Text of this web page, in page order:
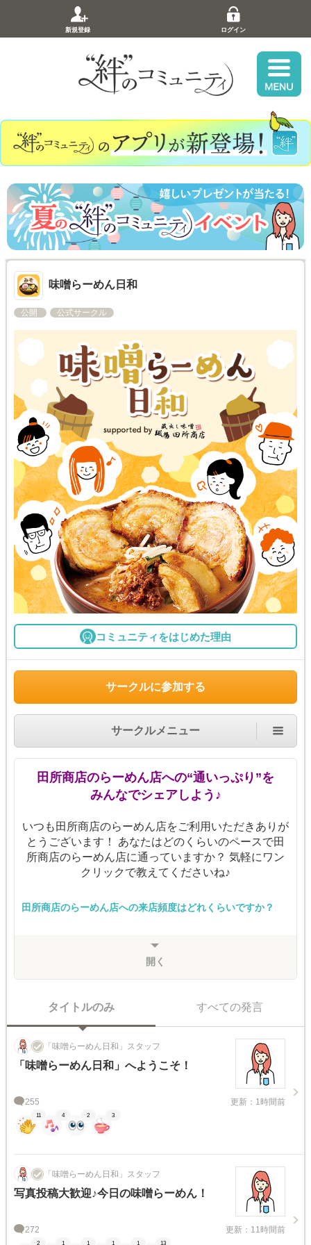
新規登録 ログイン
味噌らーめん日和
公開 公式サークル
コミュニティをはじめた理由
サークルに参加する
サークルメニュー
田所商店のらーめん店への“通いっぷり”を
みんなでシェアしよう♪
いつも田所商店のらーめん店をご利用いただきありが
とうございます！ あなたはどのくらいのペースで田
所商店のらーめん店に通っていますか？ 気軽にワン
クリックで教えてくださいね♪
田所商店のらーめん店への来店頻度はどれくらいですか？
開く
タイトルのみ すべての発言
「味噌らーめん日和」スタッフ
「味噌らーめん日和」へようこそ！
255 更新：1時間前
11 4 2 3
「味噌らーめん日和」スタッフ
写真投稿大歓迎♪今日の味噌らーめん！
272 更新：11時間前
2 1 1 1 1 13